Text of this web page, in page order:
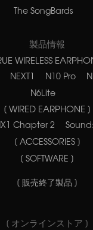
The SongBards
製品情報
WIRELESS
NEXT1 N10 Pro
N6Lite
[ WIRED EARPHONE ]
Chapter 2
[ ACCESSORIES ]
[ SOFTWARE ]
[ 販売終了製品 ]
[ オンラインストア ]